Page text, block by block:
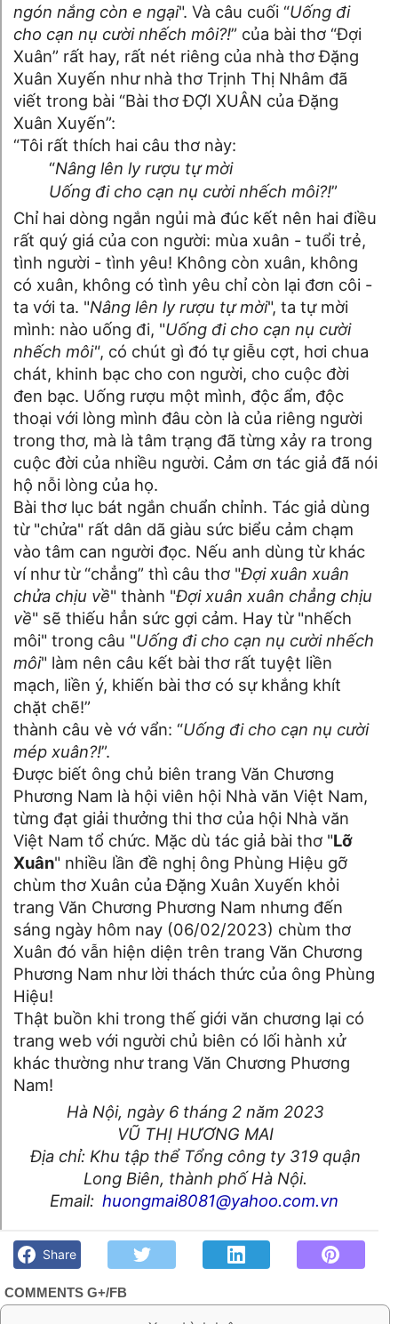
ngón nắng còn e ngại". Và câu cuối “Uống đi
cho cạn nụ cười nhếch môi?!” của bài thơ “Đợi
Xuân” rất hay, rất nét riêng của nhà thơ Đặng
Xuân Xuyến như nhà thơ Trịnh Thị Nhâm đã
viết trong bài “Bài thơ ĐỢI XUÂN của Đặng
Xuân Xuyến”:
“Tôi rất thích hai câu thơ này:
“Nâng lên ly rượu tự mời
Uống đi cho cạn nụ cười nhếch môi?!”
Chỉ hai dòng ngắn ngủi mà đúc kết nên hai điều
rất quý giá của con người: mùa xuân - tuổi trẻ,
tình người - tình yêu! Không còn xuân, không
có xuân, không có tình yêu chỉ còn lại đơn côi -
ta với ta. "Nâng lên ly rượu tự mời", ta tự mời
mình: nào uống đi, "Uống đi cho cạn nụ cười
nhếch môi", có chút gì đó tự giễu cợt, hơi chua
chát, khinh bạc cho con người, cho cuộc đời
đen bạc. Uống rượu một mình, độc ẩm, độc
thoại với lòng mình đâu còn là của riêng người
trong thơ, mà là tâm trạng đã từng xảy ra trong
cuộc đời của nhiều người. Cảm ơn tác giả đã nói
hộ nỗi lòng của họ.
Bài thơ lục bát ngắn chuẩn chỉnh. Tác giả dùng
từ "chửa" rất dân dã giàu sức biểu cảm chạm
vào tâm can người đọc. Nếu anh dùng từ khác
ví như từ “chẳng” thì câu thơ "Đợi xuân xuân
chửa chịu về" thành "Đợi xuân xuân chẳng chịu
về" sẽ thiếu hẳn sức gợi cảm. Hay từ "nhếch
môi" trong câu "Uống đi cho cạn nụ cười nhếch
môi" làm nên câu kết bài thơ rất tuyệt liền
mạch, liền ý, khiến bài thơ có sự khắng khít
chặt chẽ!”
thành câu vè vớ vẩn: “Uống đi cho cạn nụ cười
mép xuân?!”.
Được biết ông chủ biên trang Văn Chương
Phương Nam là hội viên hội Nhà văn Việt Nam,
từng đạt giải thưởng thi thơ của hội Nhà văn
Việt Nam tổ chức. Mặc dù tác giả bài thơ "Lỡ
Xuân" nhiều lần đề nghị ông Phùng Hiệu gỡ
chùm thơ Xuân của Đặng Xuân Xuyến khỏi
trang Văn Chương Phương Nam nhưng đến
sáng ngày hôm nay (06/02/2023) chùm thơ
Xuân đó vẫn hiện diện trên trang Văn Chương
Phương Nam như lời thách thức của ông Phùng
Hiệu!
Thật buồn khi trong thế giới văn chương lại có
trang web với người chủ biên có lối hành xử
khác thường như trang Văn Chương Phương
Nam!
Hà Nội, ngày 6 tháng 2 năm 2023
VŨ THỊ HƯƠNG MAI
Địa chỉ: Khu tập thể Tổng công ty 319 quận
Long Biên, thành phố Hà Nội.
Email: huongmai8081@yahoo.com.vn
Góc kỷ niệm Phố núi và bạn bè. Chút gì để nhớ!
Share
COMMENTS G+/FB